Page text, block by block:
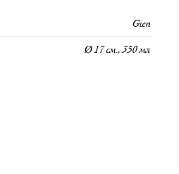
Gien
Ø 17 см., 350 мл